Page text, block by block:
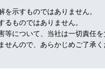
果としての米国債大量発行に
ねばならない。
大統領選を控えた２０２４年
示すものではありません。
ものではありません。
について、当社は一切責任
んので、あらかじめご了承